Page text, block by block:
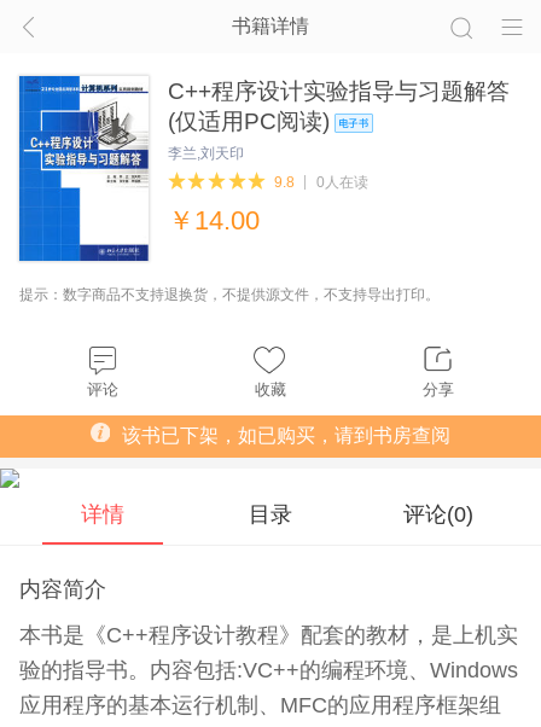
书籍详情
C++程序设计实验指导与习题解答
(仅适用PC阅读)
李兰,刘天印
9.8
0人在读
￥ 14.00
提示：数字商品不支持退换货，不提供源文件，不支持导出打印。
评论 收藏 分享
该书已下架，如已购买，请到书房查阅
详情 目录 评论(0)
内容简介
本书是《C++程序设计教程》配套的教材，是上机实
验的指导书。内容包括:VC++的编程环境、Windows
应用程序的基本运行机制、MFC的应用程序框架组